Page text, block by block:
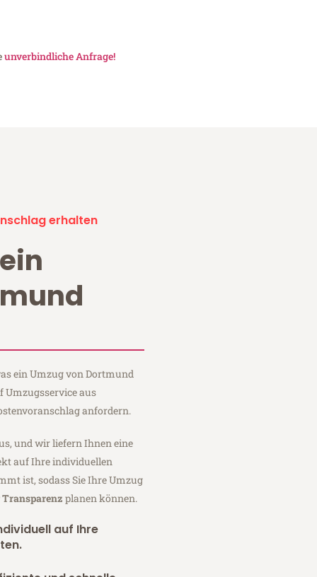
unverbindliche Anfrage!
erhalten
ein Umzug von Dortmund
Umzugsservice aus
anfordern.
und wir liefern Ihnen eine
auf Ihre individuellen
ist, sodass Sie Ihre Umzug
planen können.
auf Ihre